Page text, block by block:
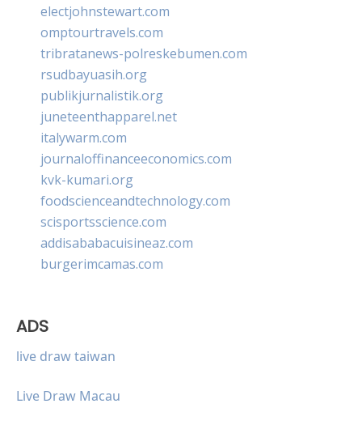
electjohnstewart.com
omptourtravels.com
tribratanews-polreskebumen.com
rsudbayuasih.org
publikjurnalistik.org
juneteenthapparel.net
italywarm.com
journaloffinanceeconomics.com
kvk-kumari.org
foodscienceandtechnology.com
scisportsscience.com
addisababacuisineaz.com
burgerimcamas.com
ADS
live draw taiwan
Live Draw Macau